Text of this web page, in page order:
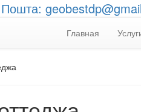
Пошта:
Главная